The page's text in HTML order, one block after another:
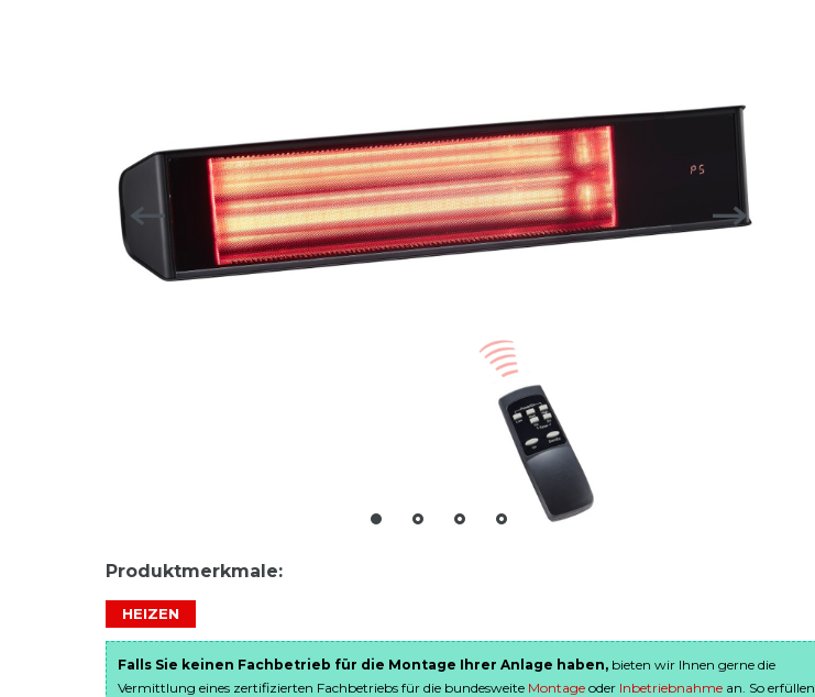
Produktmerkmale:
HEIZEN
Falls Sie keinen Fachbetrieb für die Montage Ihrer Anlage haben, bieten wir Ihnen gerne die
Vermittlung eines zertifizierten Fachbetriebs für die bundesweite Montage oder Inbetriebnahme an. So erfüllen